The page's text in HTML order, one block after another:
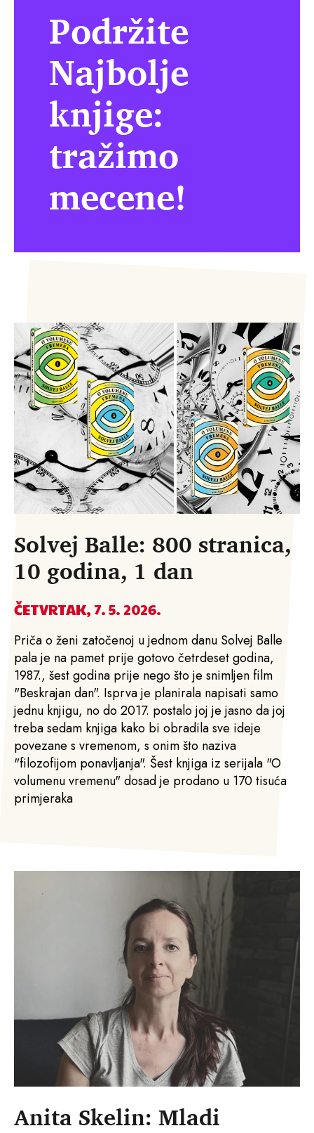
Podržite
Najbolje
knjige:
tražimo
mecene!
Solvej Balle: 800 stranica,
10 godina, 1 dan
ČETVRTAK, 7. 5. 2026.
Priča o ženi zatočenoj u jednom danu Solvej Balle
pala je na pamet prije gotovo četrdeset godina,
1987., šest godina prije nego što je snimljen film
"Beskrajan dan". Isprva je planirala napisati samo
jednu knjigu, no do 2017. postalo joj je jasno da joj
treba sedam knjiga kako bi obradila sve ideje
povezane s vremenom, s onim što naziva
"filozofijom ponavljanja". Šest knjiga iz serijala "O
volumenu vremenu" dosad je prodano u 170 tisuća
primjeraka
Anita Skelin: Mladi